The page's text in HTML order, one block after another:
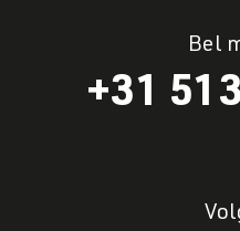
Bel
+31